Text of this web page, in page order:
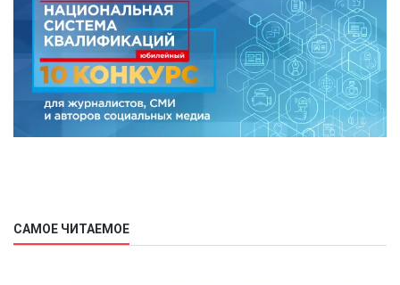
САМОЕ ЧИТАЕМОЕ